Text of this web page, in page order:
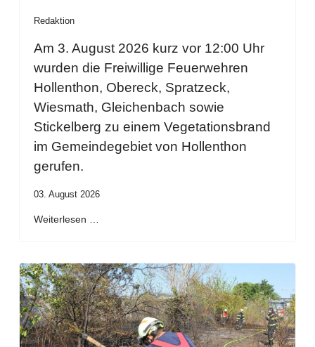
Redaktion
Am 3. August 2026 kurz vor 12:00 Uhr
wurden die Freiwillige Feuerwehren
Hollenthon, Obereck, Spratzeck,
Wiesmath, Gleichenbach sowie
Stickelberg zu einem Vegetationsbrand
im Gemeindegebiet von Hollenthon
gerufen.
03. August 2026
Weiterlesen …